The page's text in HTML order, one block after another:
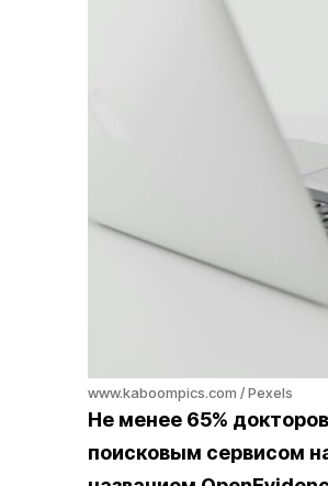
www.kaboompics.com / Pexels
Не менее 65%
поисковым сервисом